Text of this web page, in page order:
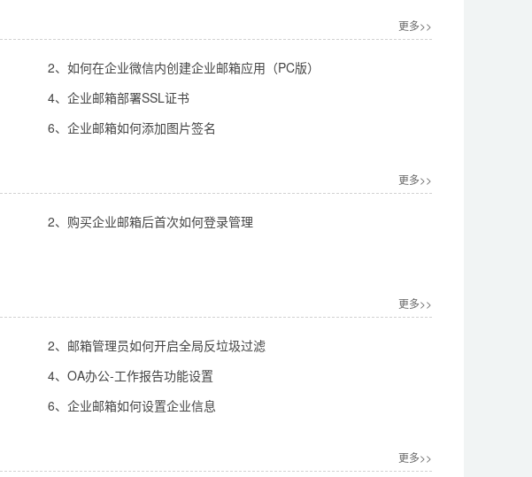
更多>>
2、如何在企业微信内创建企业邮箱应用（PC版）
4、企业邮箱部署SSL证书
6、企业邮箱如何添加图片签名
更多>>
2、购买企业邮箱后首次如何登录管理
更多>>
2、邮箱管理员如何开启全局反垃圾过滤
4、OA办公-工作报告功能设置
6、企业邮箱如何设置企业信息
更多>>